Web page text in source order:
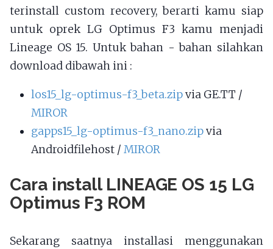
terinstall custom recovery, berarti kamu siap
untuk oprek LG Optimus F3 kamu menjadi
Lineage OS 15. Untuk bahan - bahan silahkan
download dibawah ini :
los15_lg-optimus-f3_beta.zipvia GE.TT /
MIROR
gapps15_lg-optimus-f3_nano.zipvia
Androidfilehost /MIROR
Cara install LINEAGE OS 15 LG
Optimus F3 ROM
Sekarang saatnya installasi menggunakan